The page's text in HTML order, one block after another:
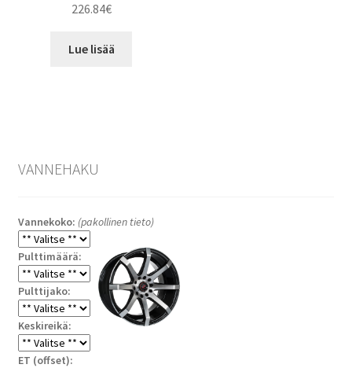
226.84€
Lue lisää
VANNEHAKU
Vannekoko: (pakollinen tieto)
Pulttimäärä:
Pulttijako:
Keskireikä:
ET (offset):